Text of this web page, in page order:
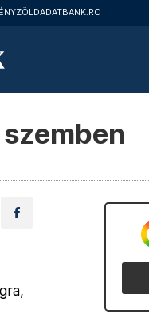
ZÖLDADATBANK.RO